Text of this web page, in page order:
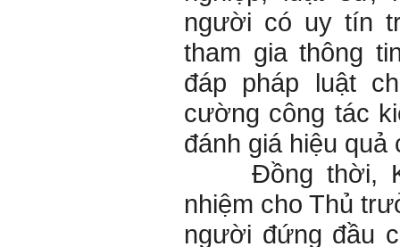
người có uy tín
tham gia thông
đáp pháp luật
cường công tác
đánh giá hiệu quả
Đồng thời, Kế
nhiệm cho Thủ
người đứng đầu